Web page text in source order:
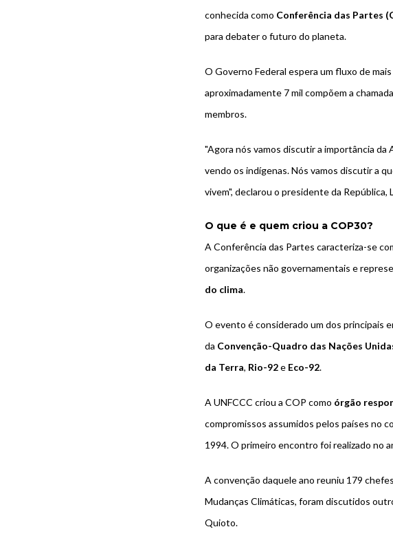
conhecida como Conferência das Partes
para debater o futuro do planeta.
O Governo Federal espera um fluxo de
aproximadamente 7 mil compõem a
membros.
"Agora nós vamos discutir a importância da
vendo os indígenas. Nós vamos discutir a
vivem", declarou o presidente da República,
O que é e quem criou a COP30?
A Conferência das Partes caracteriza-se
organizações não governamentais e
do clima.
O evento é considerado um dos principais
da Convenção-Quadro das Nações
da Terra, Rio-92e Eco-92.
A UNFCCC criou a COP como órgão
compromissos assumidos pelos países no
1994. O primeiro encontro foi realizado no
A convenção daquele ano reuniu 179
Mudanças Climáticas, foram discutidos
Quioto.